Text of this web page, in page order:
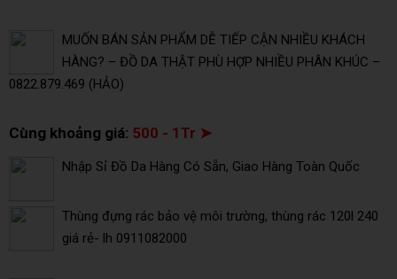
MUỐN BÁN SẢN PHẨM DỄ TIẾP CẬN NHIỀU KHÁCH
HÀNG? – ĐỒ DA THẬT PHÙ HỢP NHIỀU PHÂN KHÚC –
0822.879.469 (HẢO)
Cùng khoảng giá: 500 - 1Tr ➤
Nhập Sỉ Đồ Da Hàng Có Sẵn, Giao Hàng Toàn Quốc
Thùng đựng rác bảo vệ môi trường, thùng rác 120l 240
giá rẻ- lh 0911082000